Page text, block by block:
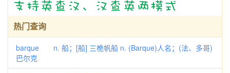
热门查询
barque n. 船；[船] 三桅帆船 n. (Barque)人名；(法、多哥)
巴尔克